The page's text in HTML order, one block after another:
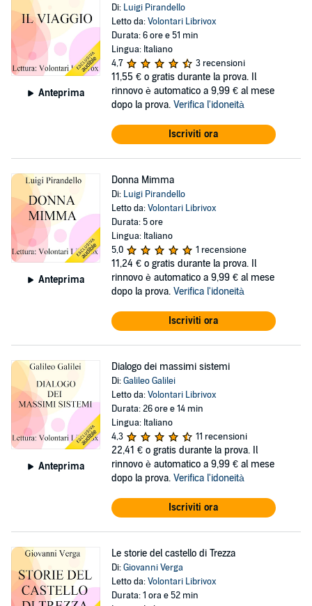
Anteprima
Di: Luigi Pirandello
Letto da:Volontari Librivox
Durata: 6 ore e 51 min
Lingua: Italiano
4,7
3 recensioni
11,55 € o gratis durante la prova. Il
rinnovo è automatico a 9,99 € al mese
dopo la prova. Verifica l'idoneità
Iscriviti ora
Anteprima
Donna Mimma
Di: Luigi Pirandello
Letto da:Volontari Librivox
Durata: 5 ore
Lingua: Italiano
5,0
1 recensione
11,24 € o gratis durante la prova. Il
rinnovo è automatico a 9,99 € al mese
dopo la prova. Verifica l'idoneità
Iscriviti ora
Anteprima
Dialogo dei massimi sistemi
Di:Galileo Galilei
Letto da:Volontari Librivox
Durata: 26 ore e 14 min
Lingua: Italiano
4,3
11 recensioni
22,41 € o gratis durante la prova. Il
rinnovo è automatico a 9,99 € al mese
dopo la prova. Verifica l'idoneità
Iscriviti ora
Le storie del castello di Trezza
Di:Giovanni Verga
Letto da:Volontari Librivox
Durata: 1 ora e 52 min